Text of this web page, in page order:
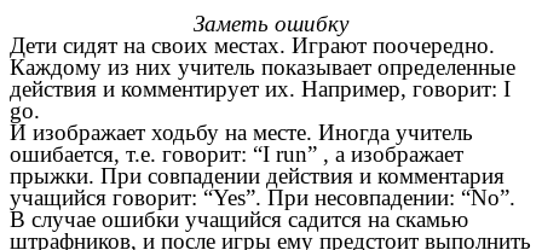
Заметь ошибку
Дети сидят на своих местах. Играют поочередно.
Каждому из них учитель показывает определенные
действия и комментирует их. Например, говорит: I
go.
И изображает ходьбу на месте. Иногда учитель
ошибается, т.е. говорит: “I run” , а изображает
прыжки. При совпадении действия и комментария
учащийся говорит: “Yes”. При несовпадении: “No”.
В случае ошибки учащийся садится на скамью
штрафников, и после игры ему предстоит выполнить